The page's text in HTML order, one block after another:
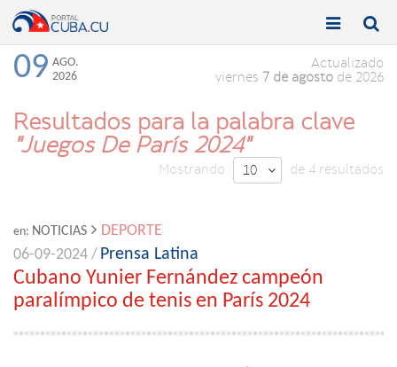
Toggle

Toggle

09 AGO.
2026
Actualizado
viernes 7 de agosto de 2026
Resultados para la palabra clave
"Juegos De París 2024"
Mostrando 10  de 4 resultados
en: NOTICIAS
DEPORTE
06-09-2024 / Prensa Latina
Cubano Yunier Fernández campeón
paralímpico de tenis en París 2024